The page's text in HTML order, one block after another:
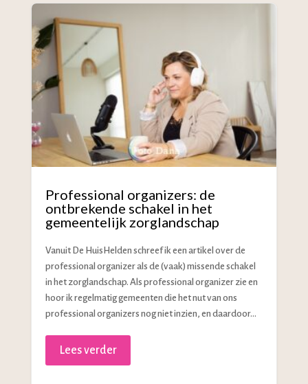
Professional organizers: de
ontbrekende schakel in het
gemeentelijk zorglandschap
Vanuit De HuisHelden schreef ik een artikel over de
professional organizer als de (vaak) missende schakel
in het zorglandschap. Als professional organizer zie en
hoor ik regelmatig gemeenten die het nut van ons
professional organizers nog niet inzien, en daardoor...
Lees verder